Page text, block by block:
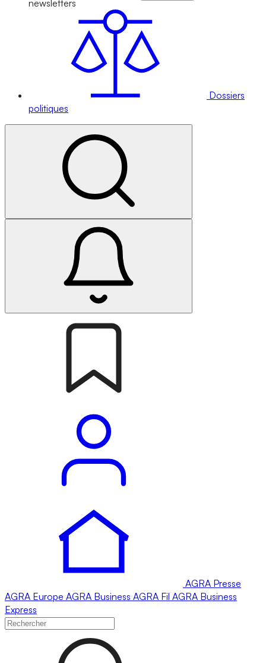
newsletters
Dossiers
politiques
AGRA Presse
AGRA Europe AGRA Business AGRA Fil AGRA Business
Express